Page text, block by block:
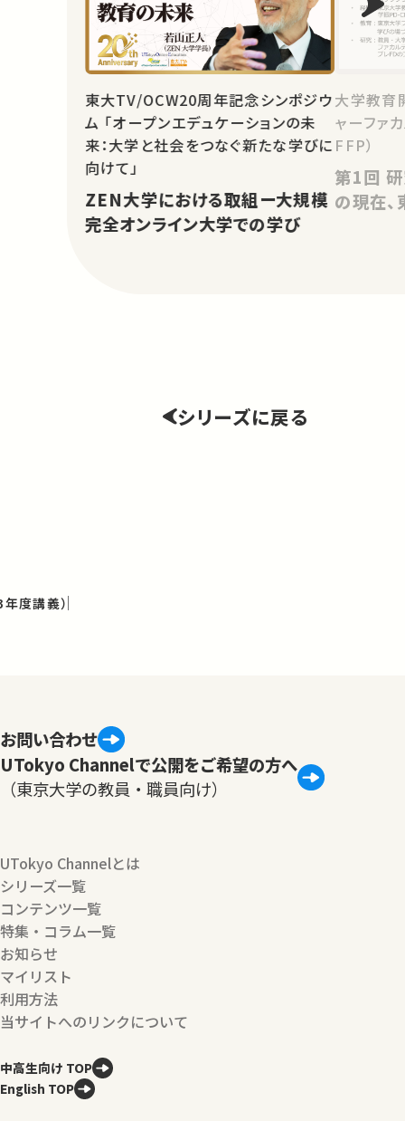
東大TV/OCW20周年記念シンポジウ
ム 「オープンエデュケーションの未
来：大学と社会をつなぐ新たな学びに
向けて」
ZEN大学における取組ー大規模
完全オンライン大学での学び
大学教育
ャーファ
FFP）
第1回 研究紹介演習・高等教育
の現在
シリーズに戻る
度講義）
お問い合わせ
UTokyo Channelで公開をご希望の方へ
（東京大学の教員・職員向け）
UTokyo Channelとは
シリーズ一覧
コンテンツ一覧
特集・コラム一覧
お知らせ
マイリスト
利用方法
当サイトへのリンクについて
中高生向け TOP
English TOP